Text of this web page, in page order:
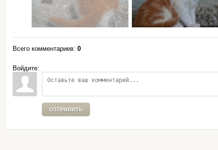
Всего комментариев: 0
Войдите:
ОТПРАВИТЬ